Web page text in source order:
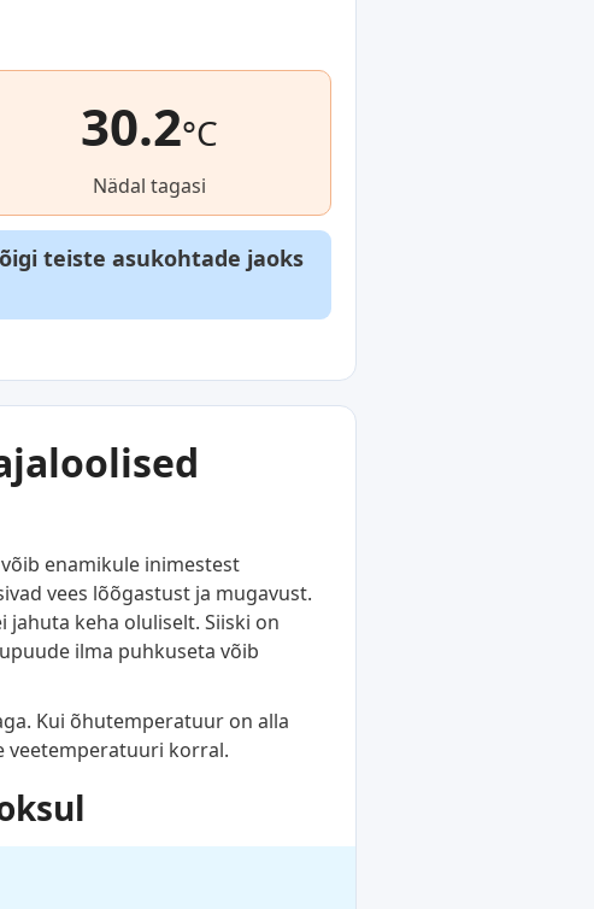
30.2°C
Nädal tagasi
teiste asukohtade jaoks
enamikule inimestest
vees lõõgastust ja mugavust.
keha oluliselt. Siiski on
ilma puhkuseta võib
Kui õhutemperatuur on alla
veetemperatuuri korral.